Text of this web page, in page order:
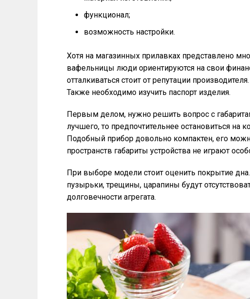
функционал;
возможность настройки.
Хотя на магазинных прилавках представлено
вафельницы люди ориентируются на свои
отталкиваться стоит от репутации
Также необходимо изучить паспорт изделия.
Первым делом, нужно решить вопрос с
лучшего, то предпочтительнее остановиться на
Подобный прибор довольно компактен, его
пространств габариты устройства не играют
При выборе модели стоит оценить покрытие
пузырьки, трещины, царапины будут
долговечности агрегата.